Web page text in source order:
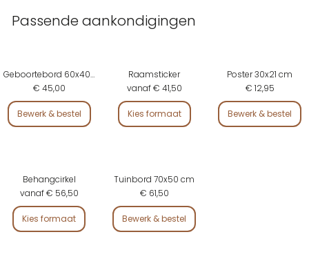
Passende aankondigingen
Geboortebord 60x40 cm
€ 45,00
Bewerk & bestel
Raamsticker
vanaf € 41,50
Kies formaat
Poster 30x21 cm
€ 12,95
Bewerk & bestel
Behangcirkel
vanaf € 56,50
Kies formaat
Tuinbord 70x50 cm
€ 61,50
Bewerk & bestel